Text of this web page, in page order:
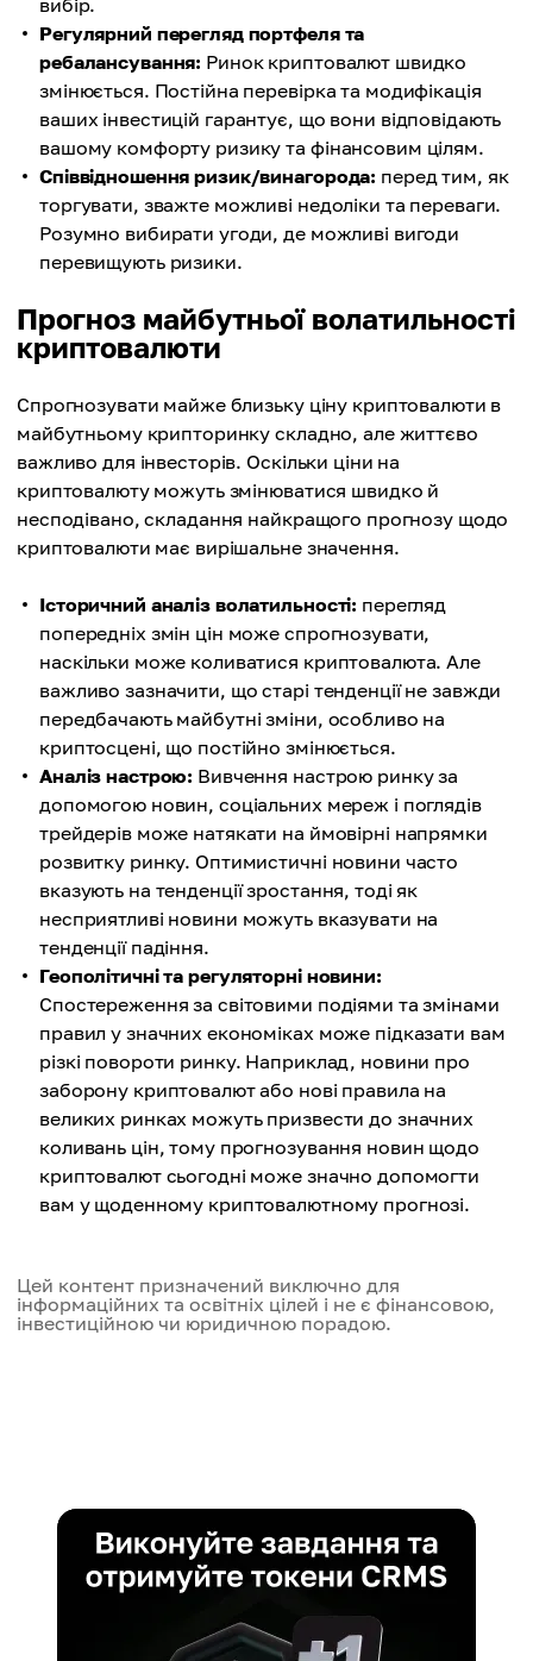
вибір.
Регулярний перегляд портфеля та
ребалансування: Ринок криптовалют швидко
змінюється. Постійна перевірка та модифікація
ваших інвестицій гарантує, що вони відповідають
вашому комфорту ризику та фінансовим цілям.
Співвідношення ризик/винагорода: перед тим, як
торгувати, зважте можливі недоліки та переваги.
Розумно вибирати угоди, де можливі вигоди
перевищують ризики.
Прогноз майбутньої волатильності
криптовалюти
Спрогнозувати майже близьку ціну криптовалюти в
майбутньому крипторинку складно, але життєво
важливо для інвесторів. Оскільки ціни на
криптовалюту можуть змінюватися швидко й
несподівано, складання найкращого прогнозу щодо
криптовалюти має вирішальне значення.
Історичний аналіз волатильності: перегляд
попередніх змін цін може спрогнозувати,
наскільки може коливатися криптовалюта. Але
важливо зазначити, що старі тенденції не завжди
передбачають майбутні зміни, особливо на
криптосцені, що постійно змінюється.
Аналіз настрою: Вивчення настрою ринку за
допомогою новин, соціальних мереж і поглядів
трейдерів може натякати на ймовірні напрямки
розвитку ринку. Оптимистичні новини часто
вказують на тенденції зростання, тоді як
несприятливі новини можуть вказувати на
тенденції падіння.
Геополітичні та регуляторні новини:
Спостереження за світовими подіями та змінами
правил у значних економіках може підказати вам
різкі повороти ринку. Наприклад, новини про
заборону криптовалют або нові правила на
великих ринках можуть призвести до значних
коливань цін, тому прогнозування новин щодо
криптовалют сьогодні може значно допомогти
вам у щоденному криптовалютному прогнозі.
Цей контент призначений виключно для
інформаційних та освітніх цілей і не є фінансовою,
інвестиційною чи юридичною порадою.